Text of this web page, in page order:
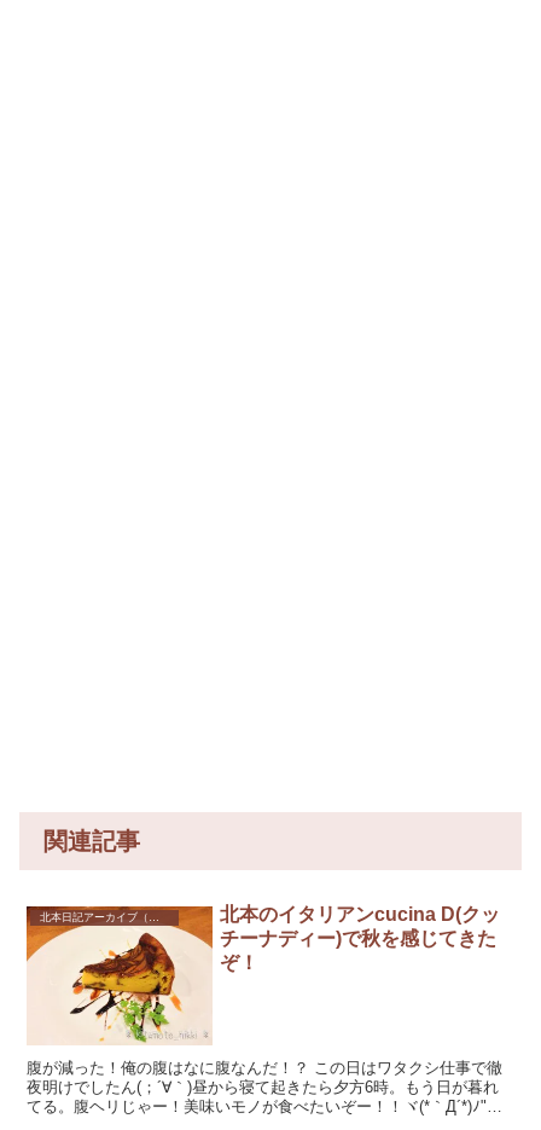
関連記事
北本のイタリアンcucina D(クッ
チーナディー)で秋を感じてきた
ぞ！
腹が減った！俺の腹はなに腹なんだ！？ この日はワタクシ仕事で徹
夜明けでしたん(；´∀｀)昼から寝て起きたら夕方6時。もう日が暮れ
てる。腹ヘリじゃー！美味いモノが食べたいぞー！！ヾ(*｀Д´*)ﾉ"と